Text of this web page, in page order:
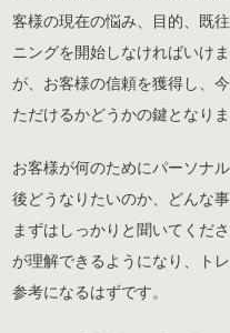
客様の現在の悩み、目的、既
ニングを開始しなければいけ
が、お客様の信頼を獲得し、
ただけるかどうかの鍵となりま
お客様が何のためにパーソナ
後どうなりたいのか、どんな
まずはしっかりと聞いてくだ
が理解できるようになり、ト
参考になるはずです。